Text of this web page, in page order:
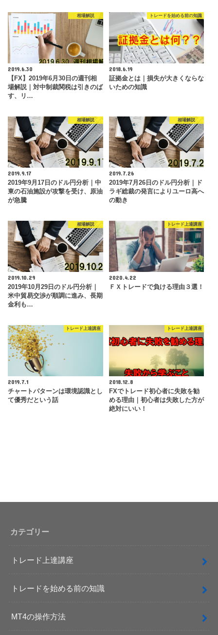
相場解説
2019.6.30
【FX】2019年6月30日の週刊相
場解説｜対中制裁関税は引きのば
す、リ…
トレードを始める前の知識
2018.6.19
証拠金とは｜損失が大きくならな
いための知識
相場解説
2019.9.17
2019年9月17日のドル円分析｜中
東の石油施設が攻撃を受け、原油
が急騰
相場解説
2019.7.26
2019年7月26日のドル円分析｜ド
ラギ総裁の発言によりユーロ高へ
の動き
相場解説
2019.10.29
2019年10月29日のドル円分析｜
米中貿易交渉が順調に進み、長期
金利も…
トレード上達講座
2020.4.22
ＦＸトレードで負ける理由３選！
トレード上達講座
2019.7.1
チャートパターンは環境認識とし
て優秀だという話
トレード上達講座
2018.12.8
FXでトレード初心者に失敗を勧
める理由｜初心者は失敗した方が
絶対にいい！
カテゴリー
トレード上達講座
トレードを始める前の知識
MT4の操作方法